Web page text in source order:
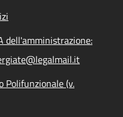
dell'amministrazione:
Polifunzionale (v.